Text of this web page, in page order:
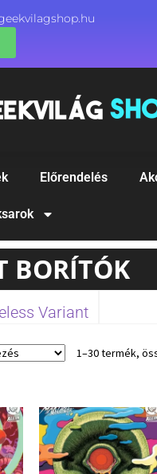
Előrendelés
BORÍTÓK
Variant
1–30 termék,